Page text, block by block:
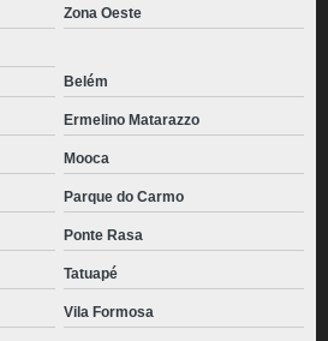
Zona Oeste
Belém
Ermelino Matarazzo
Mooca
Parque do Carmo
Ponte Rasa
Tatuapé
Vila Formosa